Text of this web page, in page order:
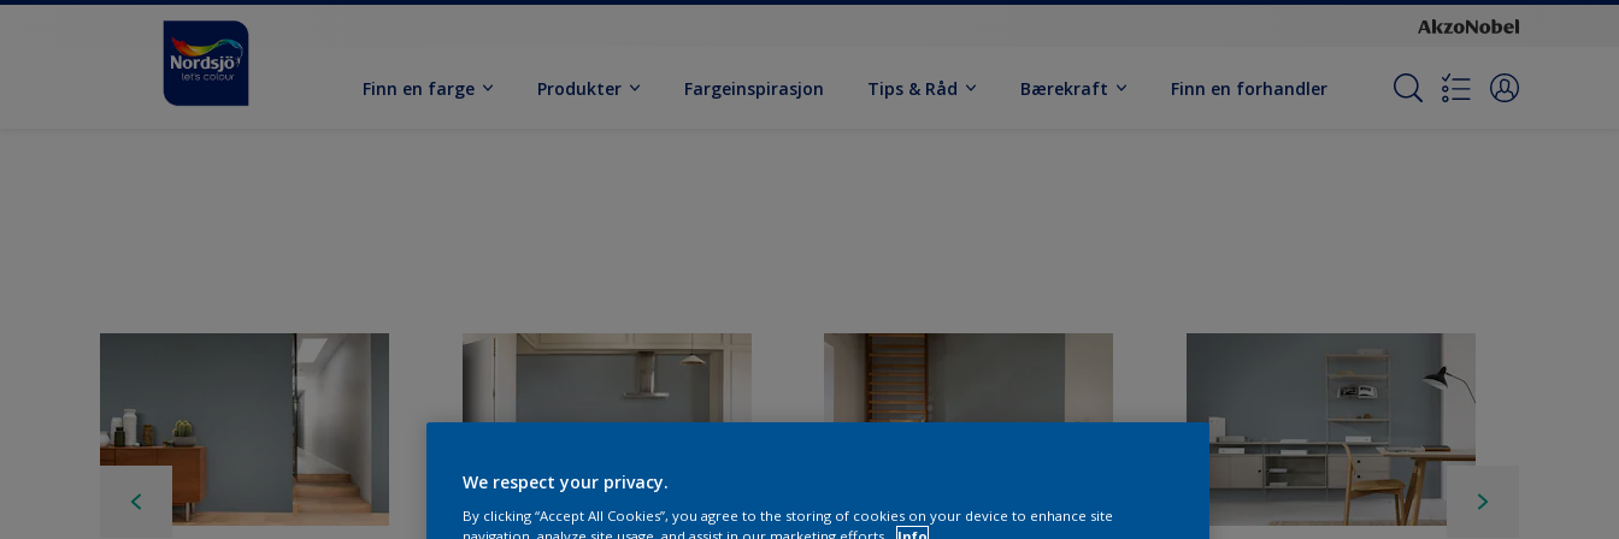
Finn en farge Produkter Fargeinspirasjon Tips & Råd Bærekraft Finn en forhandler
We respect your privacy.
By clicking “Accept All Cookies”, you agree to the storing of cookies on your device to enhance site